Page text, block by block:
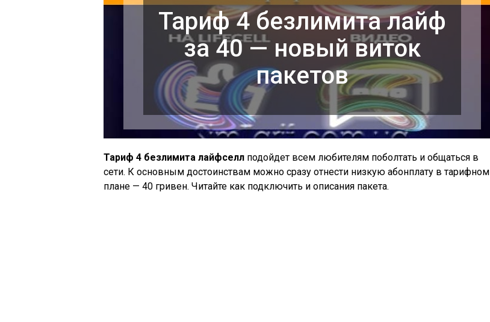
Тариф 4 безлимита лайф
за 40 — новый виток
пакетов
Тариф 4 безлимита лайфселл подойдет всем любителям поболтать и общаться в
сети. К основным достоинствам можно сразу отнести низкую абонплату в тарифном
плане — 40 гривен. Читайте как подключить и описания пакета.